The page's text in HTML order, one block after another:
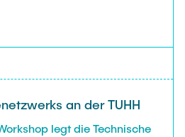
an der TUHH
legt die Technische